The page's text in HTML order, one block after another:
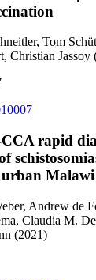
Tom
Christian Jassoy
rapid
Malawi
Andrew de
Claudia M.
(2021)